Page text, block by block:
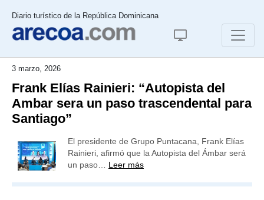
Diario turístico de la República Dominicana
3 marzo, 2026
Frank Elías Rainieri: “Autopista del
Ambar sera un paso trascendental para
Santiago”
El presidente de Grupo Puntacana, Frank Elías
Rainieri, afirmó que la Autopista del Ámbar será
un paso… Leer más